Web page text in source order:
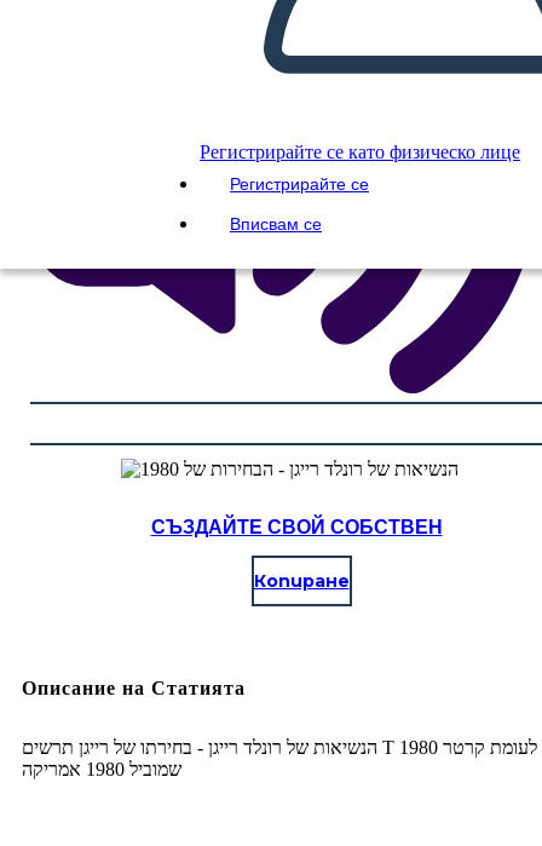
Регистрирайте се като физическо лице
Регистрирайте се
Вписвам се
СЪЗДАЙТЕ СВОЙ СОБСТВЕН
Копиране
Описание на Статията
הנשיאות של רונלד רייגן - בחירתו של רייגן תרשים T 1980 לעומת קרטר
שמוביל 1980 אמריקה